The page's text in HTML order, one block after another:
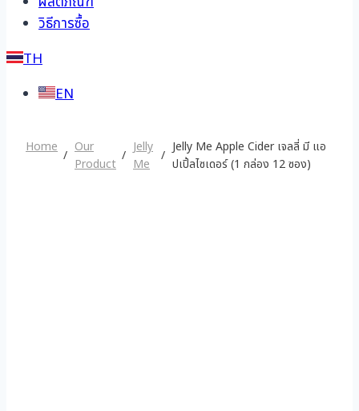
วิธีการซื้อ
TH
EN
Home
Our
Product
Jelly
Me
Jelly Me Apple Cider เจลลี่ มี แอ
ปเปิ้ลไซเดอร์ (1 กล่อง 12 ซอง)